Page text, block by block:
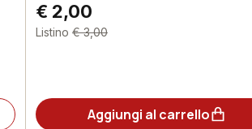
€ 2,00
Listino € 3,00
Aggiungi al carrello